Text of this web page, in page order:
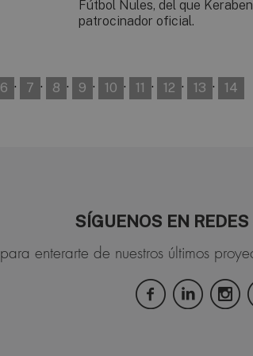
Fútbol Nules, del que
patrocinador oficial.
6 · 7 · 8 · 9 · 10 · 11 · 12 · 13 · 14
SÍGUENOS EN
para enterarte de nuestros últimos